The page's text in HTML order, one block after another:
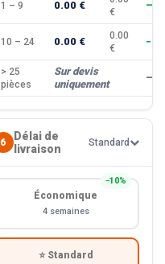
1 – 9 0.00 €
€
—
10 – 24 0.00 €
0.00
€
> 25
pièces
Sur devis
uniquement
—
6
Délai de
livraison
Standard
−10%
Économique
4 semaines
⭐ Standard